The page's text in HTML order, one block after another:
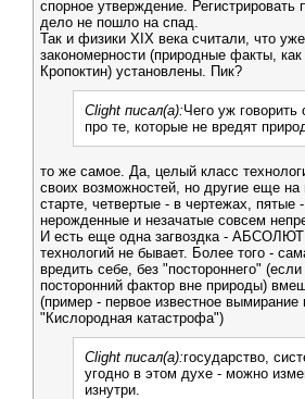
спорное утверждение. Регистрировать
дело не пошло на спад.
Так и физики ХІХ века считали, что
закономерности (природные факты,
Кропоктин) установлены. Пик?
Clight писал(а):Чего уж говорить
про те, которые не вредят
то же самое. Да, целый класс
своих возможностей, но другие еще на
старте, четвертые - в чертежах,
нерожденные и незачатые совсем
И есть еще одна загвоздка -
технологий не бывает. Более того -
вредить себе, без "постороннего"
посторонний фактор вне природы)
(пример - первое известное вымирание
"Кислородная катастрофа")
Clight писал(а):государство,
угодно в этом духе - можно
изнутри.